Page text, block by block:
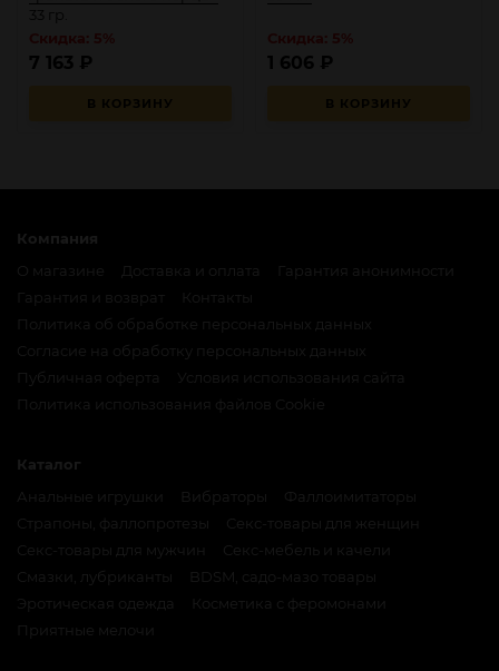
33 гр.
В КОРЗИНУ
7 163 ₽
В КОРЗИНУ
1 606 ₽
Компания
О магазине
Доставка и оплата
Гарантия анонимности
Политика об обработке персональных данных
Согласие на обработку персональных данных
Публичная оферта
Условия использования сайта
Политика использования файлов Cookie
Каталог
Анальные игрушки
Вибраторы
Фаллоимитаторы
Страпоны, фаллопротезы
Секс-товары для женщин
Секс-товары для мужчин
Секс-мебель и качели
Смазки, лубриканты
BDSM, садо-мазо товары
Эротическая одежда
Косметика с феромонами
Приятные мелочи